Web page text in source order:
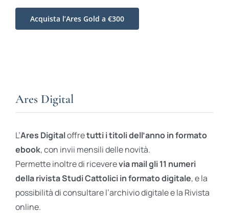
Acquista l’Ares Gold a €300
Ares Digital
L’Ares Digitaloffretutti i titoli dell’anno in formato
ebook, con invii mensili delle novità.
Permette inoltre di riceverevia mail gli 11 numeri
della rivista Studi Cattolici in formato digitale, e la
possibilità di consultare l’archivio digitale e la Rivista
online.